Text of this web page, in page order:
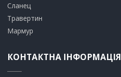
​Сланец
Травертин​
​Мармур
КОНТАКТНА ІНФОРМАЦІЯ